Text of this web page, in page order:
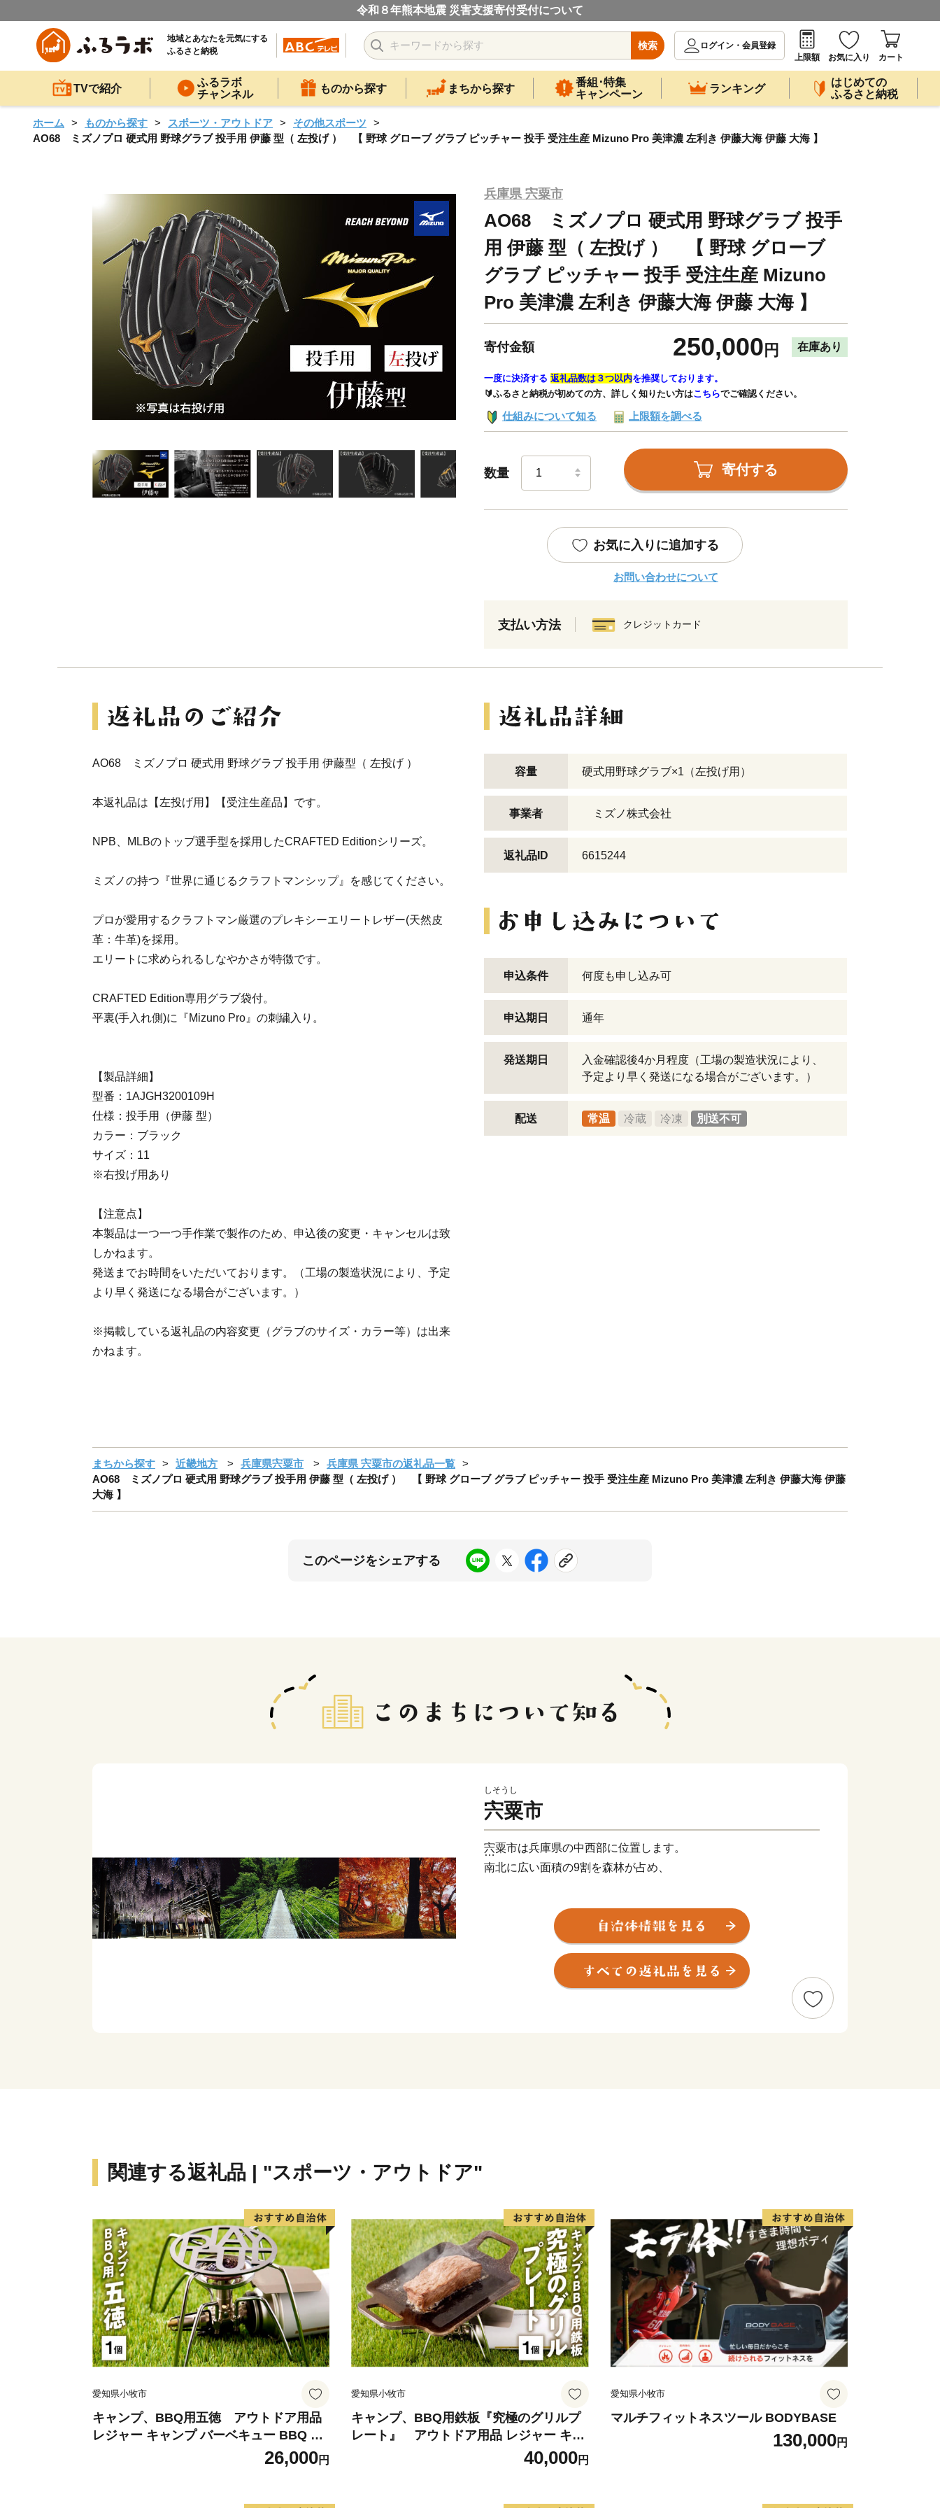
令和８年熊本地震 災害支援寄付受付について
地域とあなたを元気にする
ふるさと納税
検索
ログイン・会員登録
上限額
お気に入り カート
TVで紹介
ふるラボ
チャンネル
ものから探す まちから探す
番組･特集
キャンペーン
ランキング
はじめての
ふるさと納税
ホーム ものから探す スポーツ・アウトドア
その他スポーツ
AO68 ミズノプロ 硬式用 野球グラブ 投手用 伊藤 型（ 左投げ ） 【 野球 グローブ グラブ ピッチャー 投手 受注生産 Mizuno Pro 美津濃 左利き 伊藤大海 伊藤 大海 】
兵庫県 宍粟市
AO68 ミズノプロ 硬式用 野球グラブ 投手
用 伊藤 型（ 左投げ ） 【 野球 グローブ
グラブ ピッチャー 投手 受注生産 Mizuno
Pro 美津濃 左利き 伊藤大海 伊藤 大海 】
寄付金額 250,000 円 在庫あり
一度に決済する 返礼品数は３つ以内を推奨しております。
🔰ふるさと納税が初めての方、詳しく知りたい方はこちらでご確認ください。
仕組みについて知る 上限額を調べる
数量 寄付する
お気に入りに追加する
お問い合わせについて
支払い方法 クレジットカード
AO68 ミズノプロ 硬式用 野球グラブ 投手用 伊藤型（ 左投げ ）
本返礼品は【左投げ用】【受注生産品】です。
NPB、MLBのトップ選手型を採用したCRAFTED Editionシリーズ。
ミズノの持つ『世界に通じるクラフトマンシップ』を感じてください。
プロが愛用するクラフトマン厳選のプレキシーエリートレザー(天然皮
革：牛革)を採用。
エリートに求められるしなやかさが特徴です。
CRAFTED Edition専用グラブ袋付。
平裏(手入れ側)に『Mizuno Pro』の刺繍入り。
【製品詳細】
型番：1AJGH3200109H
仕様：投手用（伊藤 型）
カラー：ブラック
サイズ：11
※右投げ用あり
【注意点】
本製品は一つ一つ手作業で製作のため、申込後の変更・キャンセルは致
しかねます。
発送までお時間をいただいております。（工場の製造状況により、予定
より早く発送になる場合がございます。）
※掲載している返礼品の内容変更（グラブのサイズ・カラー等）は出来
かねます。
容量 硬式用野球グラブ×1（左投げ用）
事業者 ミズノ株式会社
返礼品ID 6615244
申込条件 何度も申し込み可
申込期日 通年
発送期日
入金確認後4か月程度（工場の製造状況により、
予定より早く発送になる場合がございます。）
配送 常温 冷蔵 冷凍 別送不可
まちから探す 近畿地方 兵庫県宍粟市
兵庫県 宍粟市の返礼品一覧
AO68 ミズノプロ 硬式用 野球グラブ 投手用 伊藤 型（ 左投げ ） 【 野球 グローブ グラブ ピッチャー 投手 受注生産 Mizuno Pro 美津濃 左利き 伊藤大海 伊藤
大海 】
このページをシェアする
しそうし
宍粟市
宍粟市は兵庫県の中西部に位置します。
南北に広い面積の9割を森林が占め、
《まちの交通・文化・経済の中心として重要な役割を果たしてき
《特に古くから歴史・文化遺産を数多く有する 一宮町》
《平安時代には京都石清水八幡宮の荘園として組み入れられた 波
《冬には市内でも特に積雪が多く、和鉄の郷として繁栄してきた
【 森と生きるまちならではの「自然資源」 】
従来の人々のオアシスとして千年も前より引用されてきたといわれ
る「千年水」など豊かな山々から生みだされる名水は古くから宍粟
の発酵文化を支えてきました。山の恵みである名水、澄んだ空気に
より育てられた米は日本酒のみならず、宍粟の豊かな食を支え、宍
粟独自の味を生み出しています。
【 「人」が守り伝える伝統と文化 】
や、伝統ある播州山崎藍染の復活、また女性蔵人による日本酒バー
の開業など、宍粟に息づく文化や伝統が新たな世代に受け継がれ、
今のかたちとなって発展し続けています。
関連する返礼品 | "スポーツ・アウトドア"
愛知県小牧市
キャンプ、BBQ用五徳 アウトドア用品
レジャー キャンプ バーベキュー BBQ 五
26,000円
愛知県小牧市
キャンプ、BBQ用鉄板『究極のグリルプ
レート』 アウトドア用品 レジャー キャ
40,000円
愛知県小牧市
マルチフィットネスツール BODYBASE
130,000円